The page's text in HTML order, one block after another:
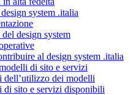
system .italia
design system
al design system .italia
di sito e servizi
dell’utilizzo dei modelli
di sito e servizi disponibili